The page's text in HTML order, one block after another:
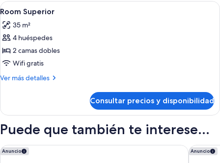
Abrir
todas
las
fotos
de
Room
Superior
Minibar, caja fuerte, espacio para
4
Room Superior
35 m²
4 huéspedes
2 camas dobles
Wifi gratis
Ver más detalles
Más
Superior
Consultar precios y disponibilidad
Puede que también te interese...
Anuncio
Zel Punta Cana, All Suites - All inclusive Anuncio
Dreams